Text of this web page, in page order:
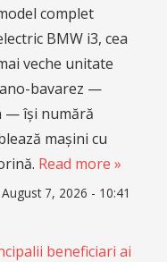
complet
BMW i3, cea
veche unitate
bavarez —
— își numără
mașini cu
Read more »
August 7, 2026 - 10:41
beneficiari ai